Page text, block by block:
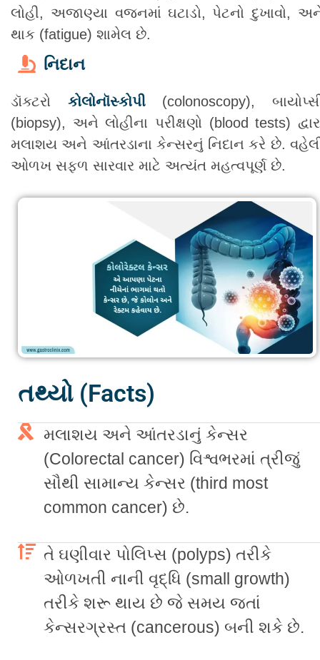
લોહી, અજાણ્યા વજનમાં ઘટાડો, પેટનો દુખાવો,
થાક (fatigue) શામેલ છે.
નિદાન
ડૉક્ટરો કોલોનૉસ્કોપી (colonoscopy),
(biopsy), અને લોહીના પરીક્ષણો (blood tests)
મલાશય અને આંતરડાના કેન્સરનું નિદાન કરે છે.
ઓળખ સફળ સારવાર માટે અત્યંત મહત્વપૂર્ણ છે.
તથ્યો (Facts)
મલાશય અને આંતરડાનું કેન્સર
(Colorectal cancer) વિશ્વભરમાં ત્રીજું
સૌથી સામાન્ય કેન્સર (third most
common cancer) છે.
તે ઘણીવાર પોલિપ્સ (polyps) તરીકે
ઓળખતી નાની વૃદ્ધિ (small growth)
તરીકે શરૂ થાય છે જે સમય જતાં
કેન્સરગ્રસ્ત (cancerous) બની શકે છે.